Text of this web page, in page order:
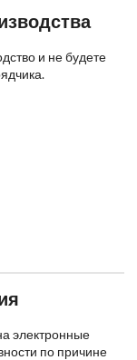
и не будете
электронные
по причине